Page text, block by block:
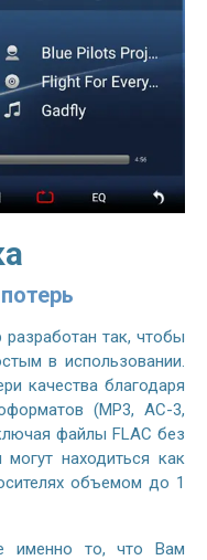
так, чтобы
в использовании.
качества благодаря
(MP3, AC-3,
файлы FLAC без
находиться как
объемом до 1
именно то, что Вам